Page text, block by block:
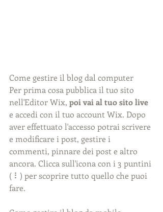
Come gestire il blog dal computer
Per prima cosa pubblica il tuo sito
nell'Editor Wix, poi vai al tuo sito live
e accedi con il tuo account Wix. Dopo
aver effettuato l'accesso potrai scrivere
e modificare i post, gestire i
commenti, pinnare dei post e altro
ancora. Clicca sull'icona con i 3 puntini
( ⠇) per scoprire tutto quello che puoi
fare.